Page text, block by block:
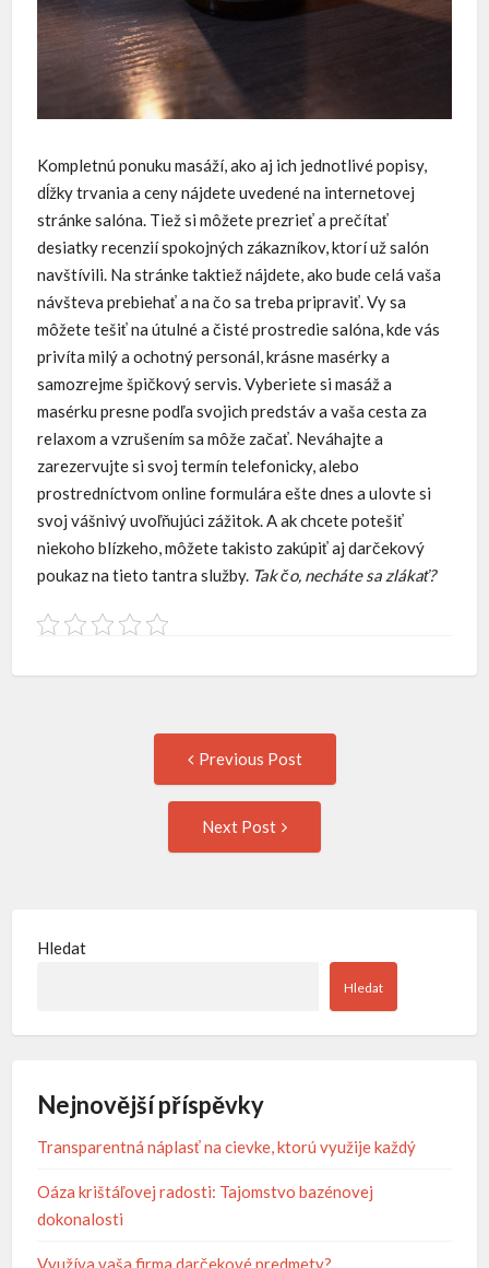
Kompletnú ponuku masáží, ako aj ich jednotlivé popisy,
dĺžky trvania a ceny nájdete uvedené na internetovej
stránke salóna. Tiež si môžete prezrieť a prečítať
desiatky recenzií spokojných zákazníkov, ktorí už salón
navštívili. Na stránke taktiež nájdete, ako bude celá vaša
návšteva prebiehať a na čo sa treba pripraviť. Vy sa
môžete tešiť na útulné a čisté prostredie salóna, kde vás
privíta milý a ochotný personál, krásne masérky a
samozrejme špičkový servis. Vyberiete si masáž a
masérku presne podľa svojich predstáv a vaša cesta za
relaxom a vzrušením sa môže začať. Neváhajte a
zarezervujte si svoj termín telefonicky, alebo
prostredníctvom online formulára ešte dnes a ulovte si
svoj vášnivý uvoľňujúci zážitok. A ak chcete potešiť
niekoho blízkeho, môžete takisto zakúpiť aj darčekový
poukaz na tieto tantra služby. Tak čo, necháte sa zlákať?
navigation
Previous Post
Next Post
Hledat
Hledat
Nejnovější příspěvky
Transparentná náplasť na cievke, ktorú využije každý
Oáza krištáľovej radosti: Tajomstvo bazénovej
dokonalosti
Využíva vaša firma darčekové predmety?